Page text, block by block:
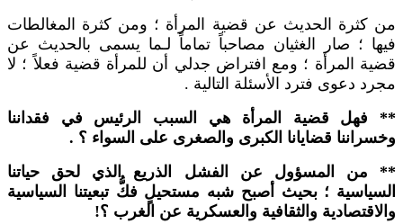
من كثرة الحديث عن قضية المرأة ؛ ومن كثرة المغالطات
فيها ؛ صار الغثيان مصاحباً تماماً لـما يسمى بالحديث عن
قضية المرأة ؛ ومع افتراض جدلي أن للمرأة قضية فعلاً ؛ لا
مجرد دعوى فترد الأسئلة التالية .
** فهل قضية المرأة هي السبب الرئيس في فقداننا
وخسراننا قضايانا الكبرى والصغرى على السواء ؟ .
** من المسؤول عن الفشل الذريع الذي لحق حياتنا
السياسية ؛ بحيث أصبح شبه مستحيلٍ فكُّ تبعيتنا السياسية
والاقتصادية والثقافية والعسكرية عن الغرب ؟!